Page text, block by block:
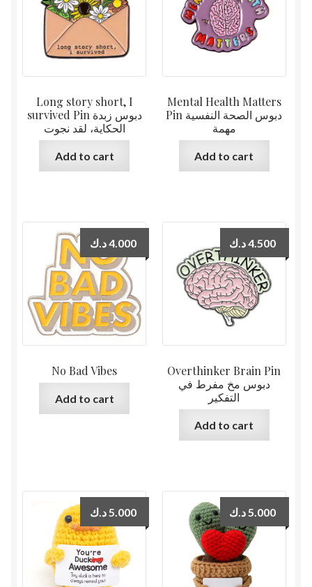
Long story short, I
survived Pin دبوس زبدة
الحكاية، لقد نجوت
Add to cart
Mental Health Matters
Pin دبوس الصحة النفسية
مهمة
Add to cart
No Bad Vibes
4.000د.ك
Add to cart
Overthinker Brain Pin
دبوس مخ مفرط في
التفكير
4.500د.ك
Add to cart
5.000د.ك 5.000د.ك